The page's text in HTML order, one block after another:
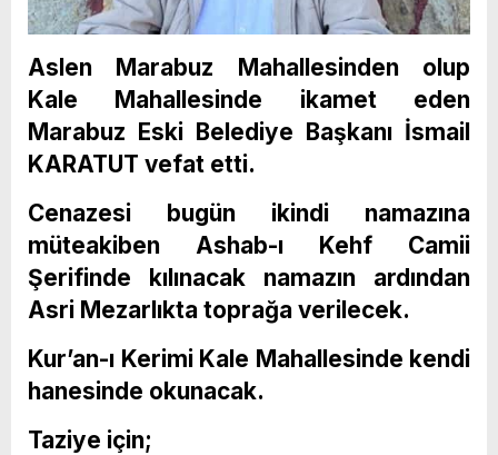
Aslen Marabuz Mahallesinden olup
Kale Mahallesinde ikamet eden
Marabuz Eski Belediye Başkanı İsmail
KARATUT vefat etti.
Cenazesi bugün ikindi namazına
müteakiben Ashab-ı Kehf Camii
Şerifinde kılınacak namazın ardından
Asri Mezarlıkta toprağa verilecek.
Kur’an-ı Kerimi Kale Mahallesinde kendi
hanesinde okunacak.
Taziye için;